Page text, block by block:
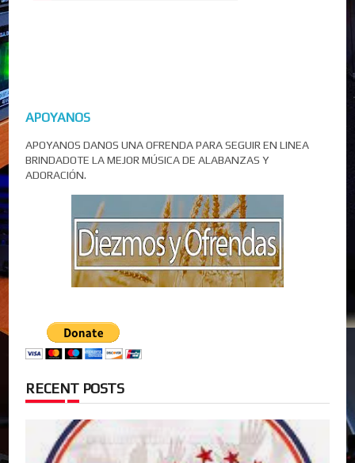
APOYANOS
APOYANOS DANOS UNA OFRENDA PARA SEGUIR EN LINEA
BRINDADOTE LA MEJOR MÚSICA DE ALABANZAS Y
ADORACIÓN.
RECENT POSTS